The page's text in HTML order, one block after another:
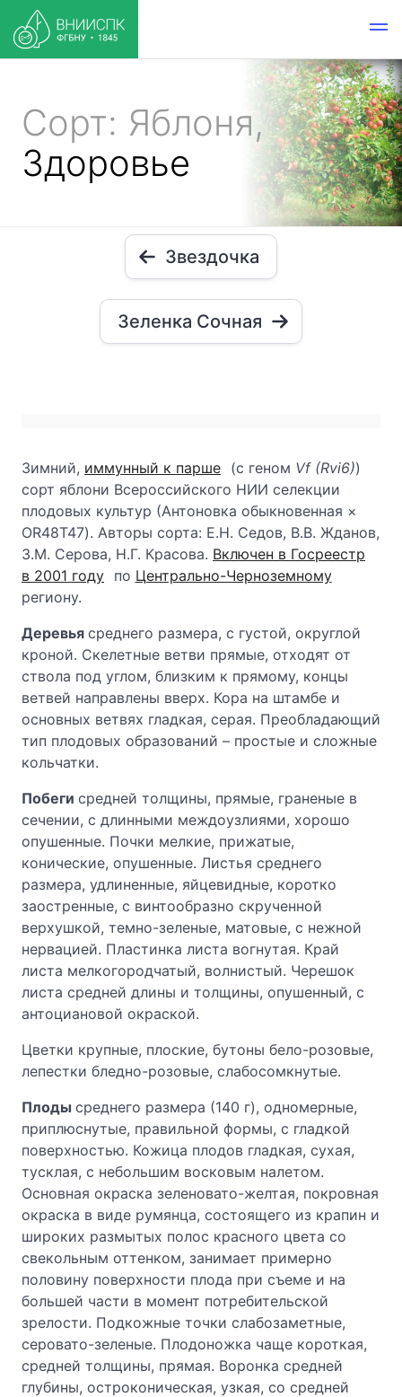
Сорт: Яблоня,
Здоровье
Звездочка
Зеленка Сочная
Зимний, иммунный к парше (с геном Vf (Rvi6))
сорт яблони Всероссийского НИИ селекции
плодовых культур (Антоновка обыкновенная ×
OR48T47). Авторы сорта: Е.Н. Седов, В.В. Жданов,
З.М. Серова, Н.Г. Красова. Включен в Госреестр
в 2001 году по Центрально-Черноземному
региону.
Деревья среднего размера, с густой, округлой
кроной. Скелетные ветви прямые, отходят от
ствола под углом, близким к прямому, концы
ветвей направлены вверх. Кора на штамбе и
основных ветвях гладкая, серая. Преобладающий
тип плодовых образований – простые и сложные
кольчатки.
Побеги средней толщины, прямые, граненые в
сечении, с длинными междоузлиями, хорошо
опушенные. Почки мелкие, прижатые,
конические, опушенные. Листья среднего
размера, удлиненные, яйцевидные, коротко
заостренные, с винтообразно скрученной
верхушкой, темно-зеленые, матовые, с нежной
нервацией. Пластинка листа вогнутая. Край
листа мелкогородчатый, волнистый. Черешок
листа средней длины и толщины, опушенный, с
антоциановой окраской.
Цветки крупные, плоские, бутоны бело-розовые,
лепестки бледно-розовые, слабосомкнутые.
Плоды среднего размера (140 г), одномерные,
приплюснутые, правильной формы, с гладкой
поверхностью. Кожица плодов гладкая, сухая,
тусклая, с небольшим восковым налетом.
Основная окраска зеленовато-желтая, покровная
окраска в виде румянца, состоящего из крапин и
широких размытых полос красного цвета со
свекольным оттенком, занимает примерно
половину поверхности плода при съеме и на
большей части в момент потребительской
зрелости. Подкожные точки слабозаметные,
серовато-зеленые. Плодоножка чаще короткая,
средней толщины, прямая. Воронка средней
глубины, остроконическая, узкая, со средней